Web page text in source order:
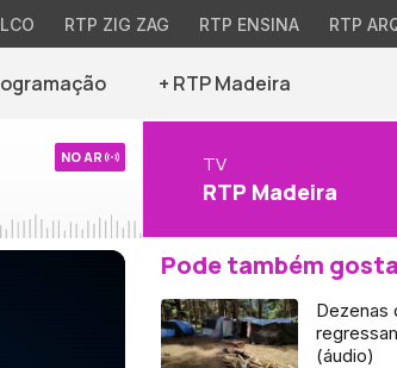
RTP ZIG ZAG RTP ENSINA RTP
+ RTP Madeira
NO AR TV
RTP Madeira
Pode também
Dezenas
(áudio)